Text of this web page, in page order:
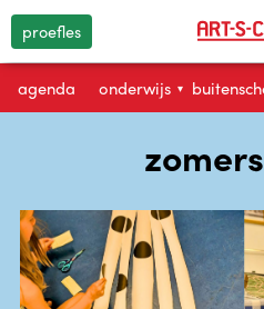
proefles
agenda onderwijs ▾